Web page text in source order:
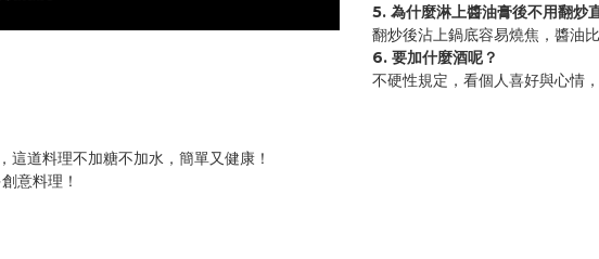
道料理不加糖不加水，簡單又健康！
意料理！
5. 為什麼淋上醬油膏後不用翻炒
翻炒後沾上鍋底容易燒焦，醬油
6. 要加什麼酒呢？
不硬性規定，看個人喜好與心情